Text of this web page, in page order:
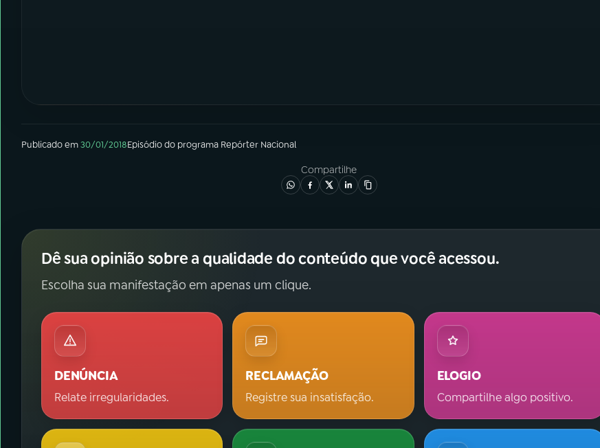
Publicado em30/01/2018Episódiodo programa Repórter Nacional
Compartilhe
Dê sua opinião sobre a qualidade do conteúdo que você acessou.
Escolha sua manifestação em apenas um clique.
DENÚNCIA
Relate irregularidades.
RECLAMAÇÃO
Registre sua insatisfação.
ELOGIO
Compartilhe algo positivo.